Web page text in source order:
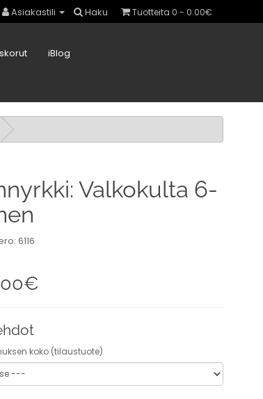
Asiakastili Haku Tuotteita 0 - 0.00€
iBlog
Valkokulta 6-
6116
koko (tilaustuote)